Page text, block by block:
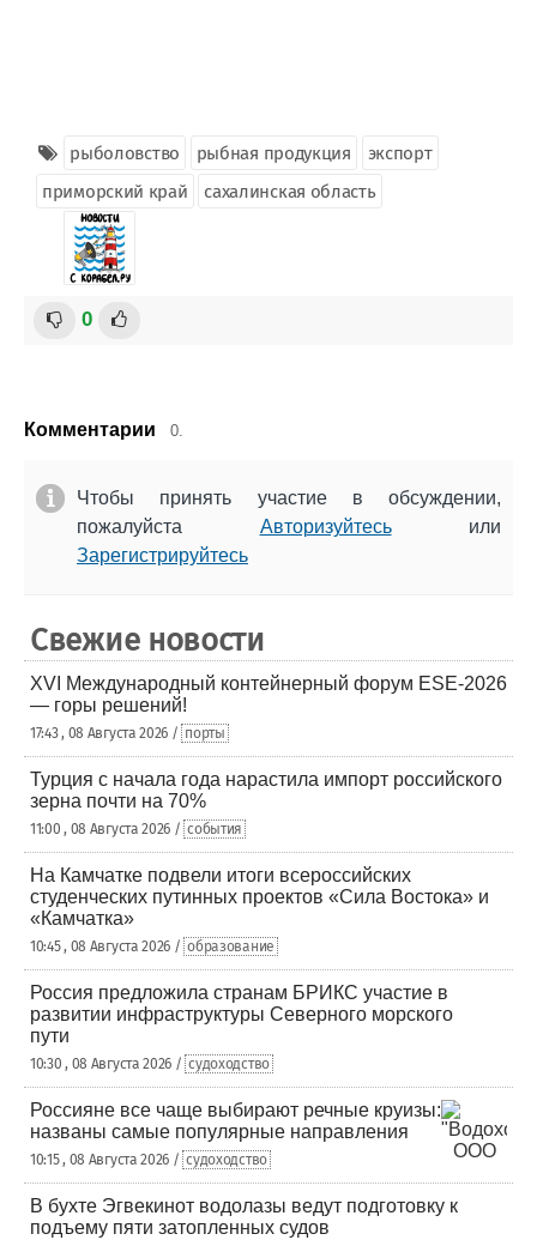
рыболовство рыбная продукция
экспорт
приморский край
сахалинская область
0
Комментарии 0.
Чтобы принять участие в обсуждении,
пожалуйста Авторизуйтесьили
Зарегистрируйтесь
Свежие новости
XVI Международный контейнерный форум ESE-2026
— горы решений!
17:43 , 08 Августа 2026 / порты
Турция с начала года нарастила импорт российского
зерна почти на 70%
11:00 , 08 Августа 2026 / события
На Камчатке подвели итоги всероссийских
студенческих путинных проектов «Сила Востока» и
«Камчатка»
10:45 , 08 Августа 2026 / образование
Россия предложила странам БРИКС участие в
развитии инфраструктуры Северного морского
пути
10:30 , 08 Августа 2026 / судоходство
Россияне все чаще выбирают речные круизы:
названы самые популярные направления
10:15 , 08 Августа 2026 / судоходство
В бухте Эгвекинот водолазы ведут подготовку к
подъему пяти затопленных судов